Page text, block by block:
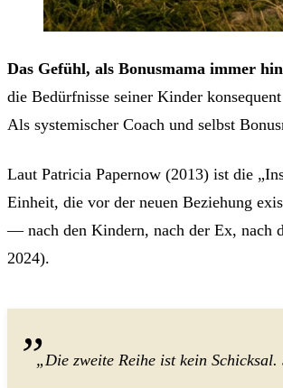
Das Gefühl, als Bonusmama immer
die Bedürfnisse seiner Kinder
Als systemischer Coach und selbst
Laut Patricia Papernow (2013) ist die
Einheit, die vor der neuen Beziehung
— nach den Kindern, nach der Ex, nach
2024).
„Die zweite Reihe ist kein